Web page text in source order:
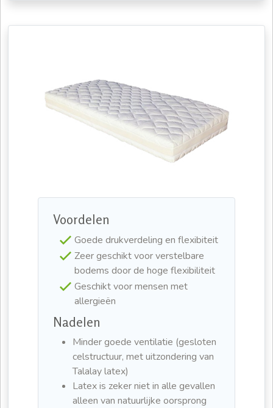
Voordelen
Goede drukverdeling en flexibiteit
Zeer geschikt voor verstelbare
bodems door de hoge flexibiliteit
Geschikt voor mensen met
allergieën
Nadelen
Minder goede ventilatie (gesloten
celstructuur, met uitzondering van
Talalay latex)
Latex is zeker niet in alle gevallen
alleen van natuurlijke oorsprong